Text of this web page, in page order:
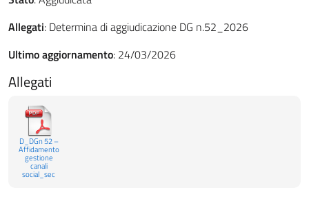
Allegati: Determina di aggiudicazione DG n.52_2026
Ultimo aggiornamento: 24/03/2026
Allegati
D_DGn 52 –
Affidamento
gestione
canali
social_sec